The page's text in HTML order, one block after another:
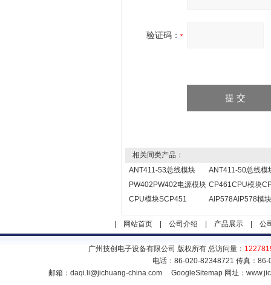
验证码：
相关同类产品：
ANT411-53总线模块
ANT411-50总线模
PW402PW402电源模块 CP461CPU模块
CPU模块SCP451
AIP578AIP578模块
网站首页| 公司介绍 产品展示| 公
广州技创电子设备有限公司 版权所有 总访问量：
电话：86-020-82348721 传真：
邮箱： daqi.li@jichuang-china.com GoogleSitemap 网址：